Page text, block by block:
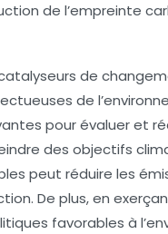
de l’empreinte
de
de
pour évaluer et
des objectifs
peut réduire les
De plus, en
favorables à